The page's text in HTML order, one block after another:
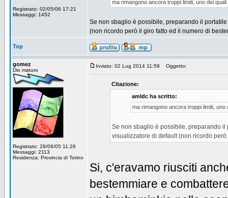
Registrato: 02/05/06 17:21
Messaggi: 1452
ma rimangono ancora troppi limiti, uno dei
Se non sbaglio è possibile, preparando il
(non ricordo però il giro fatto ed il numero di
Top
gomez
Dio maturo
Registrato: 28/06/05 11:26
Messaggi: 2113
Residenza: Provincia di Torino
Inviato: 02 Lug 2014 11:59 Oggetto:
Citazione:
amldc ha scritto:
ma rimangono ancora troppi limiti,
Se non sbaglio è possibile, preparando il
visualizzatore di default (non ricordo
Si, c'eravamo riusciti
bestemmiare e